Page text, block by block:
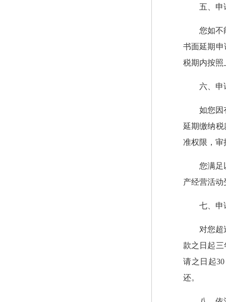
五、申
您如不
书面延期
税期内按照
六、申
如您因
延期缴纳
准权限，审
您满足
产经营活
七、申
对您超
款之日起
请之日起
还。